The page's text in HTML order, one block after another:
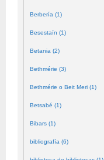
Berbería (1)
Besestaín (1)
Betania (2)
Bethmérie (3)
Bethmérie o Beit Meri (1)
Betsabé (1)
Bibars (1)
bibliografía (6)